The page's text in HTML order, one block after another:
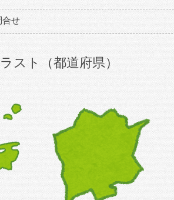
合せ
スト（都道府県）